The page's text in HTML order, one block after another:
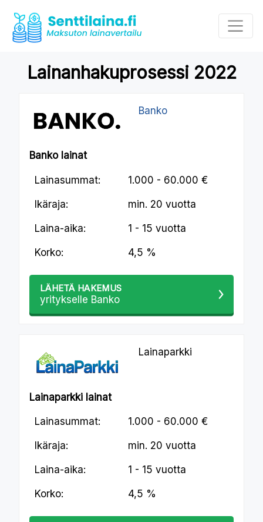
Lainanhakuprosessi 2022
Banko
Banko lainat
Lainasummat: 1.000 - 60.000 €
Ikäraja: min. 20 vuotta
Laina-aika: 1 - 15 vuotta
Korko: 4,5 %
LÄHETÄ HAKEMUS
yritykselle Banko
Lainaparkki
Lainaparkki lainat
Lainasummat: 1.000 - 60.000 €
Ikäraja: min. 20 vuotta
Laina-aika: 1 - 15 vuotta
Korko: 4,5 %